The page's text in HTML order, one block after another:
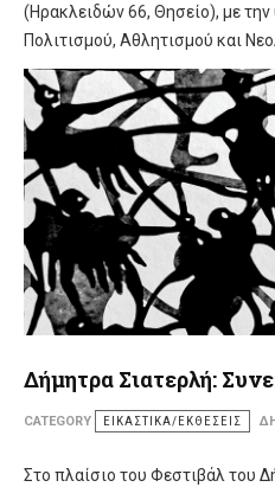
(Ηρακλειδών 66, Θησείο), με
Πολιτισμού, Αθλητισμού και
Δήμητρα Σιατερλή:
CATEGORY ΕΙΚΑΣΤΙΚΆ/ΕΚΘΈΣΕΙΣ
Στο πλαίσιο του Φεστιβάλ του